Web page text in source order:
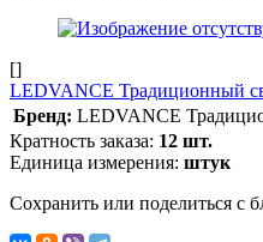
[]
LEDVANCE Традиционный
Бренд: LEDVANCE
Кратность заказа: 12 шт.
Единица измерения: штук
Сохранить или поделиться с